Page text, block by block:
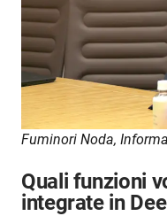
Fuminori Noda,
Quali funzioni
integrate in